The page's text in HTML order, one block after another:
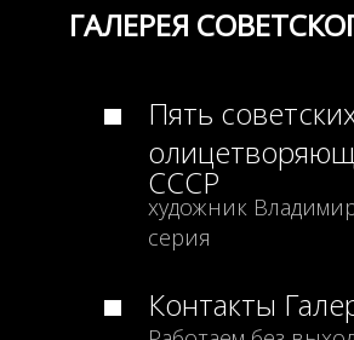
ГАЛЕРЕЯ
Пять
СССР
художник
серия
Контакты